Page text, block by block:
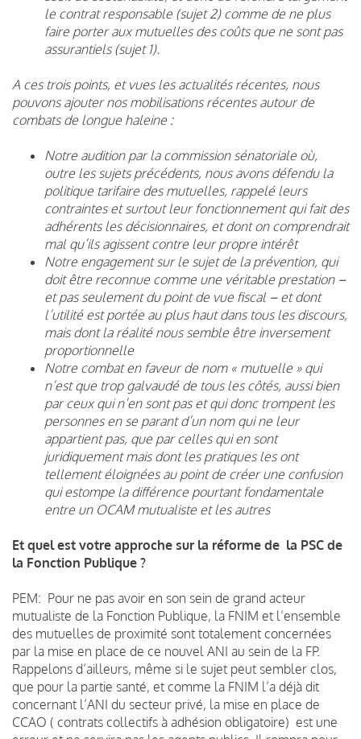
le contrat responsable (sujet 2) comme de ne plus
faire porter aux mutuelles des coûts que ne sont pas
assurantiels (sujet 1).
A ces trois points, et vues les actualités récentes, nous
pouvons ajouter nos mobilisations récentes autour de
combats de longue haleine :
Notre audition par la commission sénatoriale où,
outre les sujets précédents, nous avons défendu la
politique tarifaire des mutuelles, rappelé leurs
contraintes et surtout leur fonctionnement qui fait des
adhérents les décisionnaires, et dont on comprendrait
mal qu’ils agissent contre leur propre intérêt
Notre engagement sur le sujet de la prévention, qui
doit être reconnue comme une véritable prestation –
et pas seulement du point de vue fiscal – et dont
l’utilité est portée au plus haut dans tous les discours,
mais dont la réalité nous semble être inversement
proportionnelle
Notre combat en faveur de nom « mutuelle » qui
n’est que trop galvaudé de tous les côtés, aussi bien
par ceux qui n’en sont pas et qui donc trompent les
personnes en se parant d’un nom qui ne leur
appartient pas, que par celles qui en sont
juridiquement mais dont les pratiques les ont
tellement éloignées au point de créer une confusion
qui estompe la différence pourtant fondamentale
entre un OCAM mutualiste et les autres
Et quel est votre approche sur la réforme de la PSC de
la Fonction Publique ?
PEM: Pour ne pas avoir en son sein de grand acteur
mutualiste de la Fonction Publique, la FNIM et l’ensemble
des mutuelles de proximité sont totalement concernées
par la mise en place de ce nouvel ANI au sein de la FP.
Rappelons d’ailleurs, même si le sujet peut sembler clos,
que pour la partie santé, et comme la FNIM l’a déjà dit
concernant l’ANI du secteur privé, la mise en place de
CCAO ( contrats collectifs à adhésion obligatoire) est une